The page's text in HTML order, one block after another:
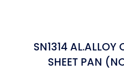
SN1314 AL.ALLOY
SHEET PAN